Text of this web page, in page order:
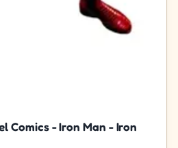
Comics - Iron Man - Iron